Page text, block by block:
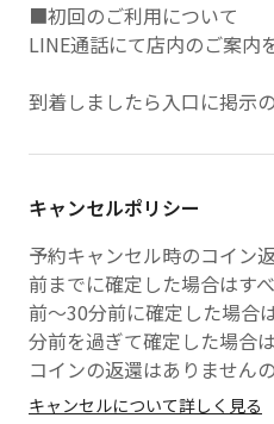
■初回のご利用について
LINE通話にて店内のご案内
到着しましたら入口に掲示
LINEメニュー左上のボタン
オペレーターから通話リク
ので通話をお繋ぎください
キャンセルポリシー
予約キャンセル時のコイン
前までに確定した場合はす
前〜30分前に確定した場合
分前を過ぎて確定した場合
コインの返還はありません
キャンセルについて詳しく見る